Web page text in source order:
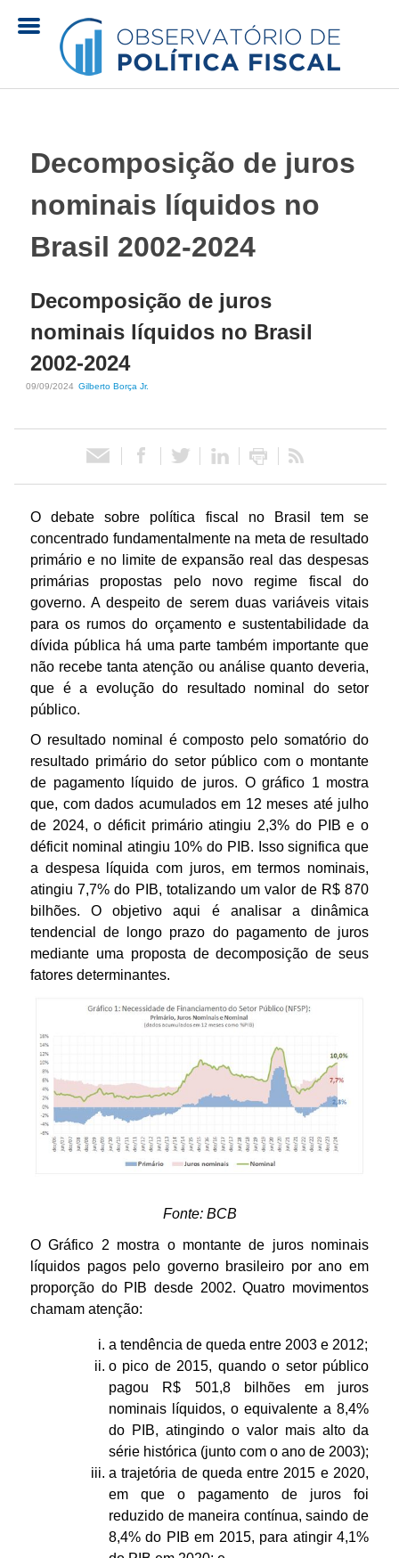
para
o
ó
r
P
Decomposição de juros
nominais líquidos no
Brasil 2002-2024
Decomposição de juros
nominais líquidos no Brasil
2002-2024
09/09/2024 Gilberto Borça Jr.
O debate sobre política fiscal no Brasil tem se
concentrado fundamentalmente na meta de resultado
primário e no limite de expansão real das despesas
primárias propostas pelo novo regime fiscal do
governo. A despeito de serem duas variáveis vitais
para os rumos do orçamento e sustentabilidade da
dívida pública há uma parte também importante que
não recebe tanta atenção ou análise quanto deveria,
que é a evolução do resultado nominal do setor
público.
O resultado nominal é composto pelo somatório do
resultado primário do setor público com o montante
de pagamento líquido de juros. O gráfico 1 mostra
que, com dados acumulados em 12 meses até julho
de 2024, o déficit primário atingiu 2,3% do PIB e o
déficit nominal atingiu 10% do PIB. Isso significa que
a despesa líquida com juros, em termos nominais,
atingiu 7,7% do PIB, totalizando um valor de R$ 870
bilhões. O objetivo aqui é analisar a dinâmica
tendencial de longo prazo do pagamento de juros
mediante uma proposta de decomposição de seus
fatores determinantes.
Fonte: BCB
O Gráfico 2 mostra o montante de juros nominais
líquidos pagos pelo governo brasileiro por ano em
proporção do PIB desde 2002. Quatro movimentos
chamam atenção:
a tendência de queda entre 2003 e 2012;
o pico de 2015, quando o setor público
pagou R$ 501,8 bilhões em juros
nominais líquidos, o equivalente a 8,4%
do PIB, atingindo o valor mais alto da
série histórica (junto com o ano de 2003);
a trajetória de queda entre 2015 e 2020,
em que o pagamento de juros foi
reduzido de maneira contínua, saindo de
8,4% do PIB em 2015, para atingir 4,1%